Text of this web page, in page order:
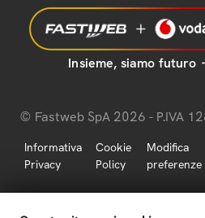
Insieme, siamo futuro
© Fastweb SpA 2026 - P.IVA
Informativa
Privacy
Cookie
Policy
Modifica